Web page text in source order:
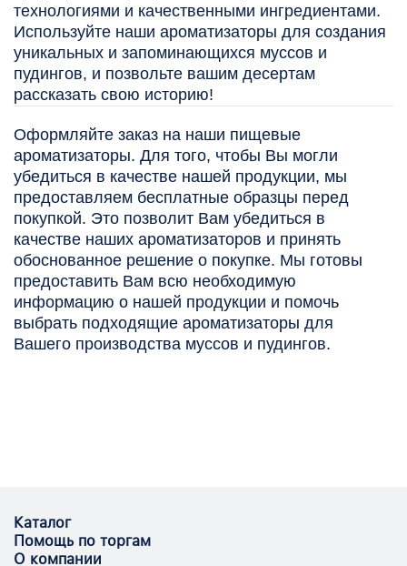
технологиями и качественными ингредиентами.
Используйте наши ароматизаторы для создания
уникальных и запоминающихся муссов и
пудингов, и позвольте вашим десертам
рассказать свою историю!
Оформляйте заказ на наши пищевые
ароматизаторы. Для того, чтобы Вы могли
убедиться в качестве нашей продукции, мы
предоставляем бесплатные образцы перед
покупкой. Это позволит Вам убедиться в
качестве наших ароматизаторов и принять
обоснованное решение о покупке. Мы готовы
предоставить Вам всю необходимую
информацию о нашей продукции и помочь
выбрать подходящие ароматизаторы для
Вашего производства муссов и пудингов.
Каталог
Помощь по торгам
О компании